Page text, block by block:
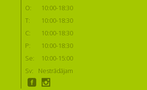
O:
10:00-18:30
T:
10:00-18:30
C:
10:00-18:30
P:
10:00-18:30
Se:
10:00-15:00
Sv:
Nestrādājam